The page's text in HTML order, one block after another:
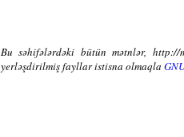
Bu səhifələrdəki bütün mətnlər, http://
yerləşdirilmiş fayllar istisna olmaqla